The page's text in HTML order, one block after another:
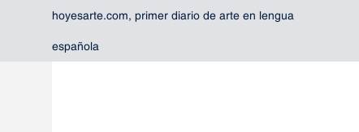
hoyesarte.com, primer diario de arte en lengua
española